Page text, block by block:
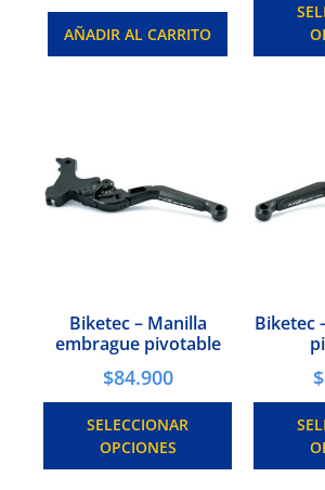
AÑADIR AL CARRITO
Biketec – Manilla
embrague pivotable
$84.900
SELECCIONAR
OPCIONES
Biketec
$